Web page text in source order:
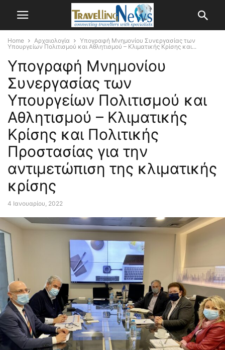
Home Αρχαιολογία
Υπογραφή Μνημονίου Συνεργασίας των
Υπουργείων Πολιτισμού και Αθλητισμού – Κλιματικής Κρίσης και...
Υπογραφή Μνημονίου
Συνεργασίας των
Υπουργείων Πολιτισμού και
Αθλητισμού – Κλιματικής
Κρίσης και Πολιτικής
Προστασίας για την
αντιμετώπιση της κλιματικής
κρίσης
4 Ιανουαρίου, 2022